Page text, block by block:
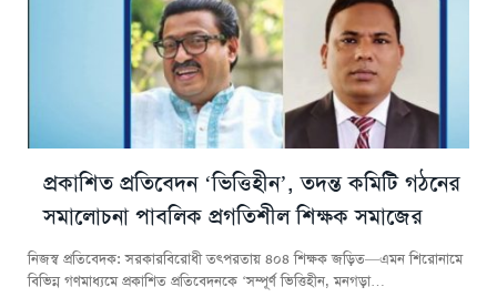
প্রকাশিত প্রতিবেদন ‘ভিত্তিহীন’, তদন্ত কমিটি গঠনের
সমালোচনা পাবলিক প্রগতিশীল শিক্ষক সমাজের
নিজস্ব প্রতিবেদক: সরকারবিরোধী তৎপরতায় ৪০৪ শিক্ষক জড়িত—এমন শিরোনামে
বিভিন্ন গণমাধ্যমে প্রকাশিত প্রতিবেদনকে ‘সম্পূর্ণ ভিত্তিহীন, মনগড়া…